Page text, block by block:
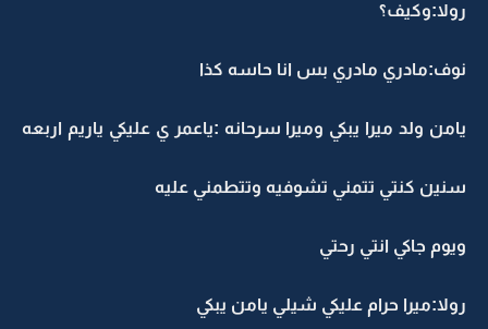
رولا:وكيف؟
نوف:مادري مادري بس انا حاسه كذا
يامن ولد ميرا يبكي وميرا سرحانه :ياعمر ي عليكي ياريم اربعه
سنين كنتي تتمني تشوفيه وتتطمني عليه
ويوم جاكي انتي رحتي
رولا:ميرا حرام عليكي شيلي يامن يبكي